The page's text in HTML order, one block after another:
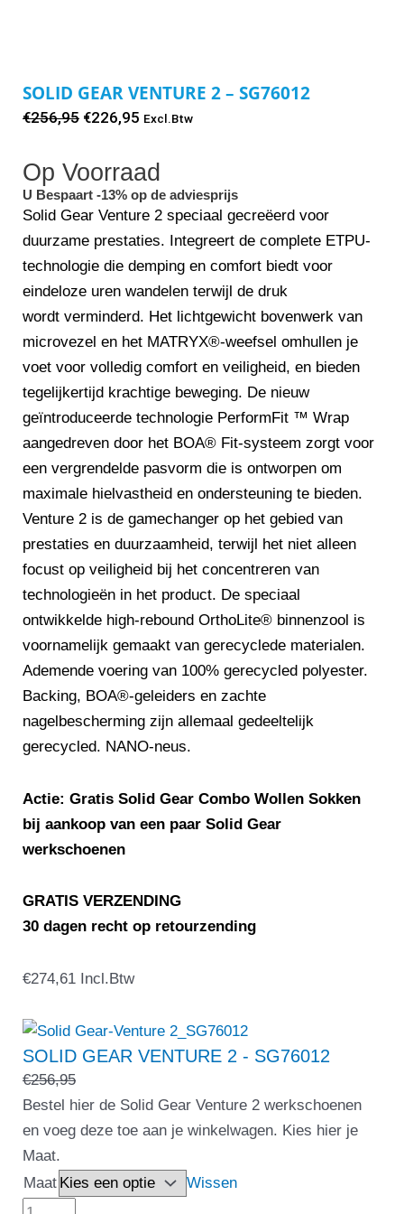
SOLID GEAR VENTURE 2 – SG76012
€256,95 Oorspronkelijke
was:
€256,95.
€226,95 Huidige
is:
€226,95.
Excl.Btw
Op Voorraad
U Bespaart -13% op de adviesprijs
Solid Gear Venture 2 speciaal gecreëerd voor
duurzame prestaties. Integreert de complete ETPU-
technologie die demping en comfort biedt voor
eindeloze uren wandelen terwijl de druk
wordt verminderd. Het lichtgewicht bovenwerk van
microvezel en het MATRYX®-weefsel omhullen je
voet voor volledig comfort en veiligheid, en bieden
tegelijkertijd krachtige beweging. De nieuw
geïntroduceerde technologie PerformFit ™ Wrap
aangedreven door het BOA® Fit-systeem zorgt voor
een vergrendelde pasvorm die is ontworpen om
maximale hielvastheid en ondersteuning te bieden.
Venture 2 is de gamechanger op het gebied van
prestaties en duurzaamheid, terwijl het niet alleen
focust op veiligheid bij het concentreren van
technologieën in het product. De speciaal
ontwikkelde high-rebound OrthoLite® binnenzool is
voornamelijk gemaakt van gerecyclede materialen.
Ademende voering van 100% gerecycled polyester.
Backing, BOA®-geleiders en zachte
nagelbescherming zijn allemaal gedeeltelijk
gerecycled. NANO-neus.
Actie: Gratis Solid Gear Combo Wollen Sokken
bij aankoop van een paar Solid Gear
werkschoenen
GRATIS VERZENDING
30 dagen recht op retourzending
€274,61 Incl.Btw
SOLID GEAR VENTURE 2 - SG76012
€256,95
Bestel hier de Solid Gear Venture 2 werkschoenen
en voeg deze toe aan je winkelwagen. Kies hier je
Maat.
Maat
Wissen
SOLID
VENTURE
2
–
SG76012
aantal